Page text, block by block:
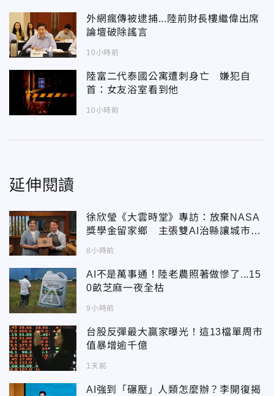
外網瘋傳被逮捕...陸前財長樓繼偉出席
論壇破除謠言
10小時前
陸富二代泰國公寓遭刺身亡 嫌犯自
首：女友浴室看到他
10小時前
延伸閱讀
徐欣瑩《大雲時堂》專訪：放棄NASA
獎學金留家鄉 主張雙AI治縣讓城市更
8小時前
AI不是萬事通！陸老農照著做慘了...15
0畝芝麻一夜全枯
9小時前
台股反彈最大贏家曝光！這13檔單周市
值暴增逾千億
1天前
AI強到「碾壓」人類怎麼辦？李開復揭